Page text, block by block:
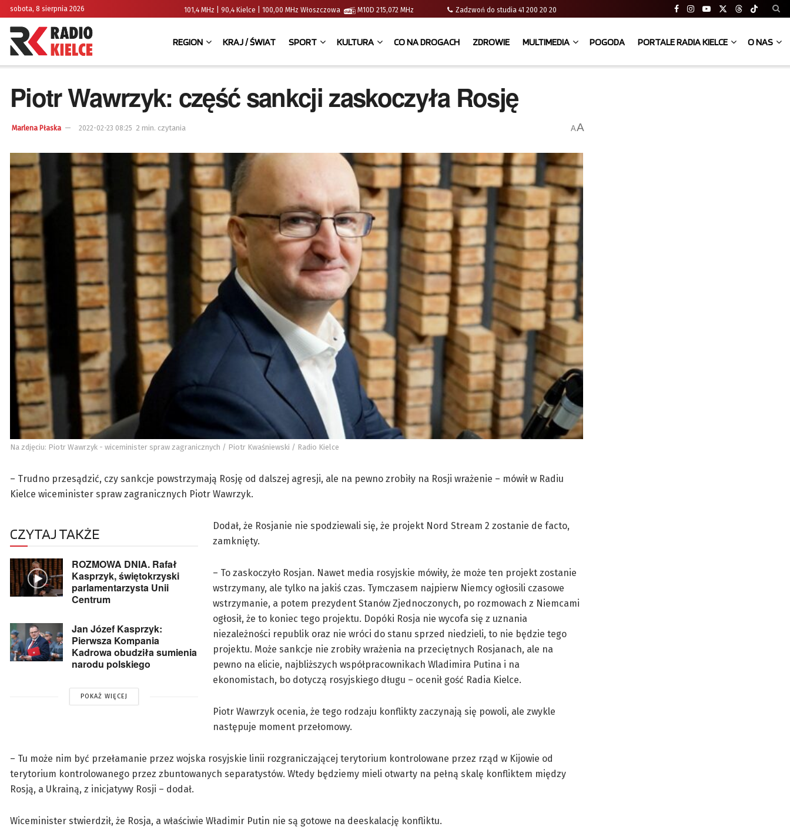
sobota, 8 sierpnia 2026 101,4 MHz | 90,4 Kielce | 100,00 MHz Włoszczowa M10D 215,072 MHz Zadzwoń do studia 41 200 20 20
REGION KRAJ / ŚWIAT SPORT KULTURA CO NA DROGACH ZDROWIE MULTIMEDIA POGODA PORTALE RADIA KIELCE O NAS
Piotr Wawrzyk: część sankcji zaskoczyła Rosję
Marlena Płaska 2022-02-23 08:25 2 min. czytania AA
Na zdjęciu: Piotr Wawrzyk - wiceminister spraw zagranicznych / Piotr Kwaśniewski / Radio Kielce
– Trudno przesądzić, czy sankcje powstrzymają Rosję od dalszej agresji, ale na pewno zrobiły na Rosji wrażenie – mówił w Radiu
Kielce wiceminister spraw zagranicznych Piotr Wawrzyk.
CZYTAJ TAKŻE
ROZMOWA DNIA. Rafał
Kasprzyk, świętokrzyski
parlamentarzysta Unii
Centrum
Jan Józef Kasprzyk:
Pierwsza Kompania
Kadrowa obudziła sumienia
narodu polskiego
POKAŻ WIĘCEJ
Dodał, że Rosjanie nie spodziewali się, że projekt Nord Stream 2 zostanie de facto,
zamknięty.
– To zaskoczyło Rosjan. Nawet media rosyjskie mówiły, że może ten projekt zostanie
wstrzymany, ale tylko na jakiś czas. Tymczasem najpierw Niemcy ogłosili czasowe
wstrzymanie, a potem prezydent Stanów Zjednoczonych, po rozmowach z Niemcami
ogłosił, że to koniec tego projektu. Dopóki Rosja nie wycofa się z uznania
niezależności republik oraz nie wróci do stanu sprzed niedzieli, to nie będzie tego
projektu. Może sankcje nie zrobiły wrażenia na przeciętnych Rosjanach, ale na
pewno na elicie, najbliższych współpracownikach Wladimira Putina i na
ekonomistach, bo dotyczą rosyjskiego długu – ocenił gość Radia Kielce.
Piotr Wawrzyk ocenia, że tego rodzaju konflikty zaczynają się powoli, ale zwykle
następuje moment przełomowy.
– Tu może nim być przełamanie przez wojska rosyjskie linii rozgraniczającej terytorium kontrolowane przez rząd w Kijowie od
terytorium kontrolowanego przez zbuntowanych separatystów. Wtedy będziemy mieli otwarty na pełną skalę konfliktem między
Rosją, a Ukrainą, z inicjatywy Rosji – dodał.
Wiceminister stwierdził, że Rosja, a właściwie Władimir Putin nie są gotowe na deeskalację konfliktu.